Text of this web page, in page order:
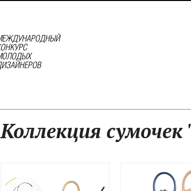
Коллекция сумочек